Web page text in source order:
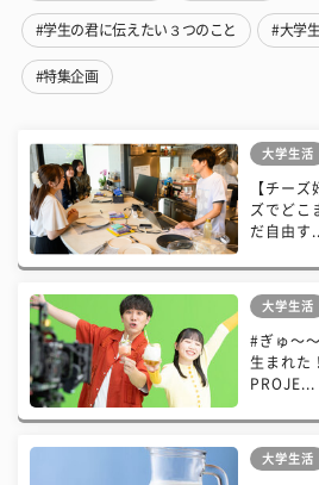
#学生の君に伝えたい３つのこと #大学
#特集企画
大学生活
【チー
ズでどこ
だ自由す...
大学生活
#ぎゅ〜
生まれ
PROJE...
大学生活